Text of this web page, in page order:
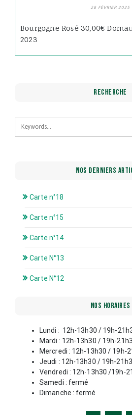
28 FÉVRIER 2025
Bourgogne Rosé 30,00€
2023
RECHERCHE
NOS DERNIERS
Carte n°18
Carte n°15
Carte n°14
Carte N°13
Carte N°12
NOS HORAIRES
Lundi : 12h-13h30 / 19h-
Mardi : 12h-13h30 / 19h-
Mercredi : 12h-13h30 / 19h-
Jeudi : 12h-13h30 / 19h-
Vendredi : 12h-13h30 /19h-
Samedi : fermé
Dimanche : fermé